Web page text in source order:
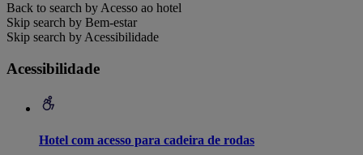
Back to search by Acesso ao hotel
Skip search by Bem-estar
Skip search by Acessibilidade
Acessibilidade
Hotel com acesso para cadeira de rodas